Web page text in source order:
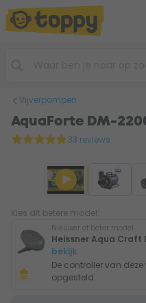
Vijverpompen
AquaForte DM-
33 reviews
Kies dit betere model:
Nieuwer of beter model
Heissner Aqua Craft
bekijk
De controller van
opgesteld.